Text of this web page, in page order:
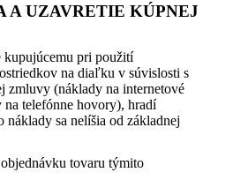
A UZAVRETIE KÚPNEJ
pri použití
na diaľku v súvislosti s
zmluvy (náklady na internetové
telefónne hovory), hradí
náklady sa nelíšia od základnej
tovaru týmito